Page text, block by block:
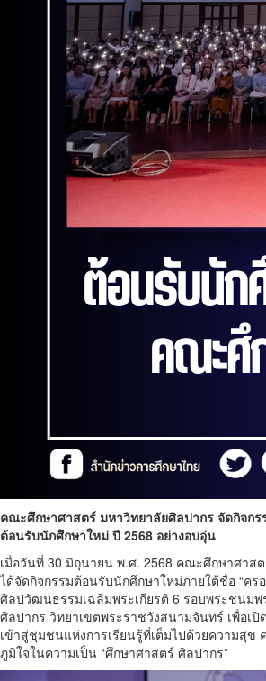
คณะศึกษาศาสตร์ มหาวิทยาลัยศิลปากร จัดกิจกร
ต้อนรับนักศึกษาใหม่ ปี 2568 อย่างอบอุ่น
เมื่อวันที่ 30 มิถุนายน พ.ศ. 2568 คณะศึกษาศาส
ได้จัดกิจกรรมต้อนรับนักศึกษาใหม่ภายใต้ชื่อ “ค
ศิลปวัฒนธรรมเฉลิมพระเกียรติ 6 รอบพระชนมพ
ศิลปากร วิทยาเขตพระราชวังสนามจันทร์ เพื่อเ
เข้าสู่ชุมชนแห่งการเรียนรู้ที่เต็มไปด้วยความสุข
ภูมิใจในความเป็น “ศึกษาศาสตร์ ศิลปากร”